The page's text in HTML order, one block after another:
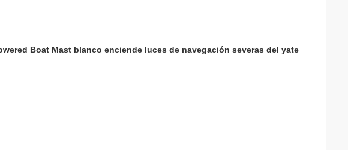
Boat Mast blanco enciende luces de navegación severas del yate